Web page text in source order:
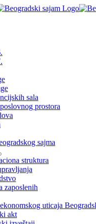
sala
prostora
sajma
struktura
zaposlenih
uticaja
akt